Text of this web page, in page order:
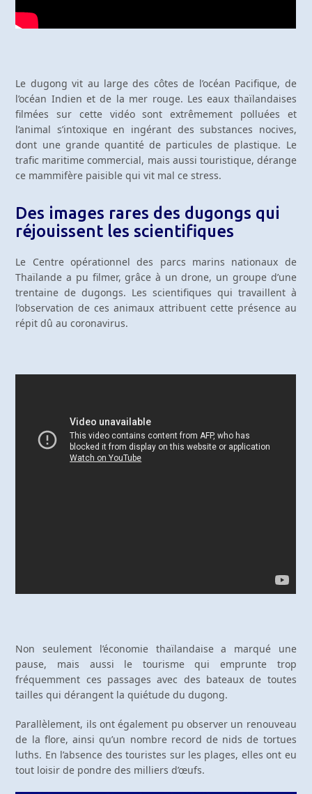
Le dugong vit au large des côtes de l’océan Pacifique, de
l’océan Indien et de la mer rouge. Les eaux thaïlandaises
filmées sur cette vidéo sont extrêmement polluées et
l’animal s’intoxique en ingérant des substances nocives,
dont une grande quantité de particules de plastique. Le
trafic maritime commercial, mais aussi touristique, dérange
ce mammifère paisible qui vit mal ce stress.
Des images rares des dugongs qui
réjouissent les scientifiques
Le Centre opérationnel des parcs marins nationaux de
Thaïlande a pu filmer, grâce à un drone, un groupe d’une
trentaine de dugongs. Les scientifiques qui travaillent à
l’observation de ces animaux attribuent cette présence au
répit dû au coronavirus.
Non seulement l’économie thaïlandaise a marqué une
pause, mais aussi le tourisme qui emprunte trop
fréquemment ces passages avec des bateaux de toutes
tailles qui dérangent la quiétude du dugong.
Parallèlement, ils ont également pu observer un renouveau
de la flore, ainsi qu’un nombre record de nids de tortues
luths. En l’absence des touristes sur les plages, elles ont eu
tout loisir de pondre des milliers d’œufs.